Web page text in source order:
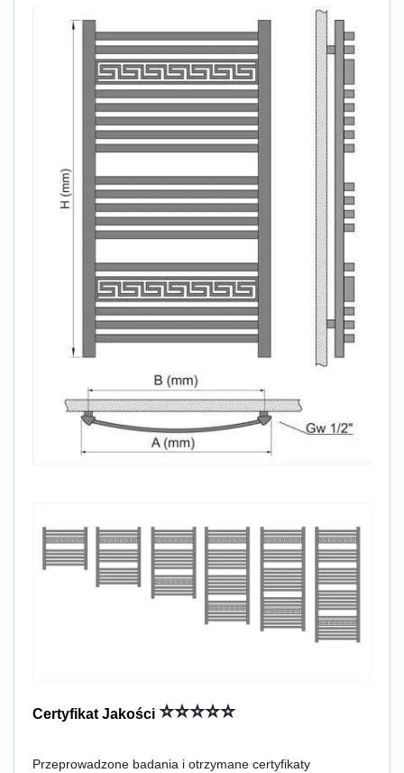
Certyfikat Jakości ⭐⭐⭐⭐⭐
Przeprowadzone badania i otrzymane certyfikaty